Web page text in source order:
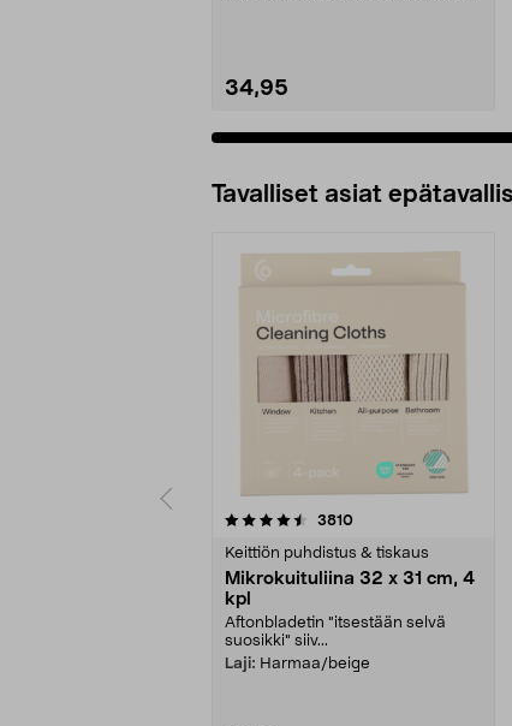
34,95
Tavalliset asiat
3810arvostelut
Keittiön puhdistus & tiskaus
Mikrokuituliina 32 x 31 cm, 4
kpl
Aftonbladetin "itsestään selvä
suosikki" siiv...
Laji: Harmaa/beige
4.5viidestä